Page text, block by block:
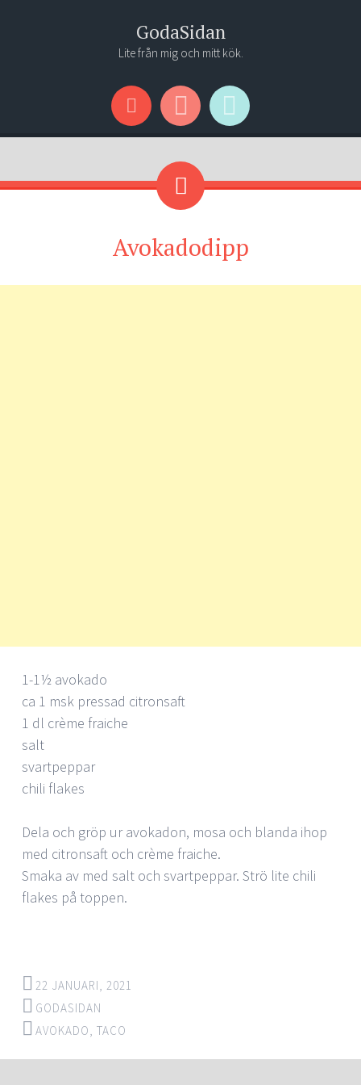
GodaSidan
Lite från mig och mitt kök.
Menu
Widgets
Search
Avokadodipp
1-1½ avokado
ca 1 msk pressad citronsaft
1 dl crème fraiche
salt
svartpeppar
chili flakes
Dela och gröp ur avokadon, mosa och blanda ihop
med citronsaft och crème fraiche.
Smaka av med salt och svartpeppar. Strö lite chili
flakes på toppen.
22 JANUARI, 2021
GODASIDAN
AVOKADO TACO